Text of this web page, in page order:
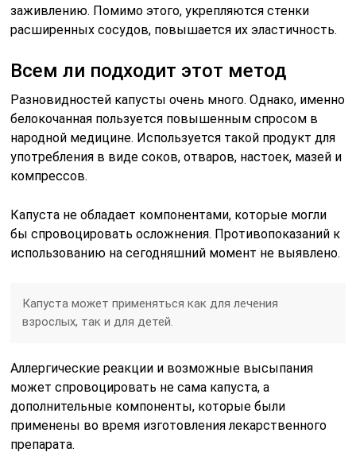
заживлению. Помимо этого, укрепляются стенки
расширенных сосудов, повышается их эластичность.
Всем ли подходит этот метод
Разновидностей капусты очень много. Однако, именно
белокочанная пользуется повышенным спросом в
народной медицине. Используется такой продукт для
употребления в виде соков, отваров, настоек, мазей и
компрессов.
Капуста не обладает компонентами, которые могли
бы спровоцировать осложнения. Противопоказаний к
использованию на сегодняшний момент не выявлено.
Капуста может применяться как для лечения
взрослых, так и для детей.
Аллергические реакции и возможные высыпания
может спровоцировать не сама капуста, а
дополнительные компоненты, которые были
применены во время изготовления лекарственного
препарата.